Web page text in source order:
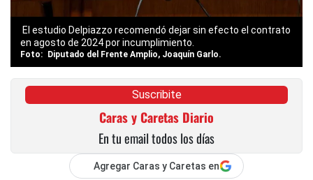
El estudio Delpiazzo recomendó dejar sin efecto el contrato
en agosto de 2024 por incumplimiento.
Diputado del Frente Amplio, Joaquín Garlo.
Suscribite
Caras y Caretas Diario
En tu email todos los días
Agregar Caras y Caretas en